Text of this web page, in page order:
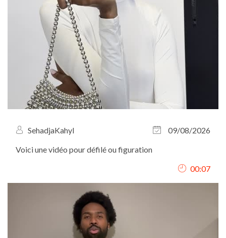
SehadjaKahyl
09/08/2026
Voici une vidéo pour défilé ou figuration
00:07